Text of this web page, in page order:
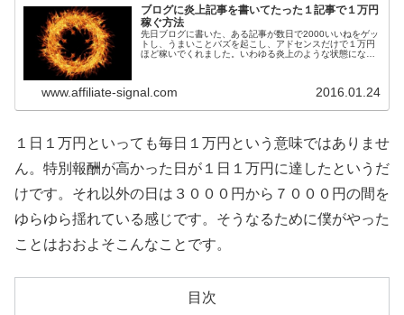
ブログに炎上記事を書いてたった１記事で１万円
稼ぐ方法
先日ブログに書いた、ある記事が数日で2000いいねをゲッ
トし、うまいことバズを起こし、アドセンスだけで１万円
ほど稼いでくれました。いわゆる炎上のような状態になっ
www.affiliate-signal.com 2016.01.24
１日１万円といっても毎日１万円という意味ではありませ
ん。特別報酬が高かった日が１日１万円に達したというだ
けです。それ以外の日は３０００円から７０００円の間を
ゆらゆら揺れている感じです。そうなるために僕がやった
ことはおおよそこんなことです。
目次